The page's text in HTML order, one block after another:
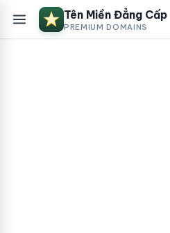
Tên Miền Đẳng Cấp
PREMIUM DOMAINS